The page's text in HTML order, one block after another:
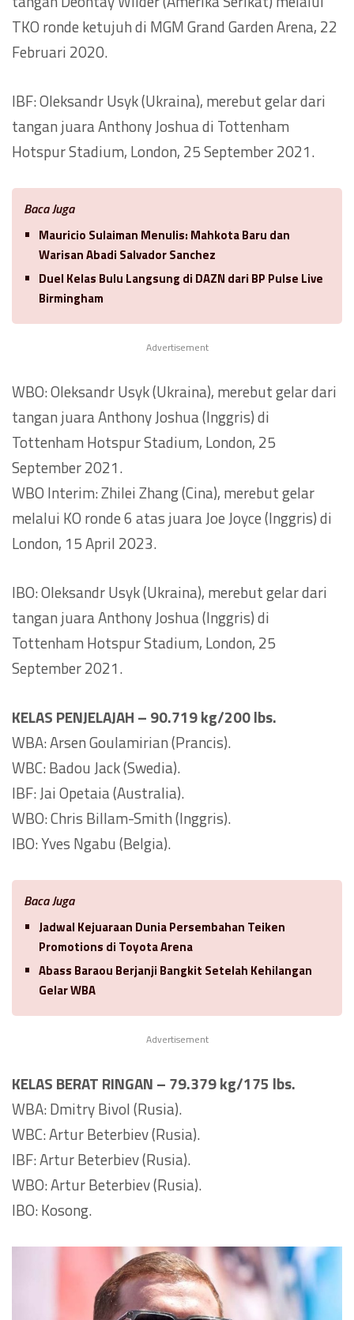
TKO ronde ketujuh di MGM Grand Garden Arena, 22
Februari 2020.
IBF: Oleksandr Usyk (Ukraina), merebut gelar dari
tangan juara Anthony Joshua di Tottenham
Hotspur Stadium, London, 25 September 2021.
Baca Juga
Mauricio Sulaiman Menulis: Mahkota Baru dan
Warisan Abadi Salvador Sanchez
Duel Kelas Bulu Langsung di DAZN dari BP Pulse Live
Birmingham
Advertisement
WBO: Oleksandr Usyk (Ukraina), merebut gelar dari
tangan juara Anthony Joshua (Inggris) di
Tottenham Hotspur Stadium, London, 25
September 2021.
WBO Interim: Zhilei Zhang (Cina), merebut gelar
melalui KO ronde 6 atas juara Joe Joyce (Inggris) di
London, 15 April 2023.
IBO: Oleksandr Usyk (Ukraina), merebut gelar dari
tangan juara Anthony Joshua (Inggris) di
Tottenham Hotspur Stadium, London, 25
September 2021.
KELAS PENJELAJAH – 90.719 kg/200 lbs.
WBA: Arsen Goulamirian (Prancis).
WBC: Badou Jack (Swedia).
IBF: Jai Opetaia (Australia).
WBO: Chris Billam-Smith (Inggris).
IBO: Yves Ngabu (Belgia).
Baca Juga
Jadwal Kejuaraan Dunia Persembahan Teiken
Promotions di Toyota Arena
Abass Baraou Berjanji Bangkit Setelah Kehilangan
Gelar WBA
Advertisement
KELAS BERAT RINGAN – 79.379 kg/175 lbs.
WBA: Dmitry Bivol (Rusia).
WBC: Artur Beterbiev (Rusia).
IBF: Artur Beterbiev (Rusia).
WBO: Artur Beterbiev (Rusia).
IBO: Kosong.